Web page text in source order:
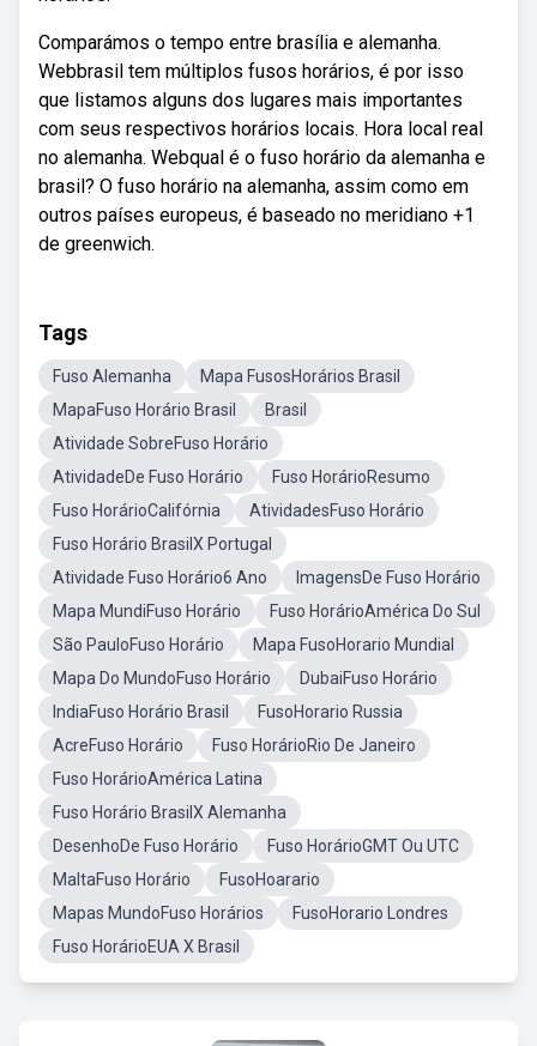
Comparámos o tempo entre brasília e alemanha.
Webbrasil tem múltiplos fusos horários, é por isso
que listamos alguns dos lugares mais importantes
com seus respectivos horários locais. Hora local real
no alemanha. Webqual é o fuso horário da alemanha e
brasil? O fuso horário na alemanha, assim como em
outros países europeus, é baseado no meridiano +1
de greenwich.
Tags
Fuso Alemanha
Mapa FusosHorários Brasil
MapaFuso Horário Brasil
Brasil
Atividade SobreFuso Horário
AtividadeDe Fuso Horário
Fuso HorárioResumo
Fuso HorárioCalifórnia
AtividadesFuso Horário
Fuso Horário BrasilX Portugal
Atividade Fuso Horário6 Ano
ImagensDe Fuso Horário
Mapa MundiFuso Horário
Fuso HorárioAmérica Do Sul
São PauloFuso Horário
Mapa FusoHorario Mundial
Mapa Do MundoFuso Horário
DubaiFuso Horário
IndiaFuso Horário Brasil
FusoHorario Russia
AcreFuso Horário
Fuso HorárioRio De Janeiro
Fuso HorárioAmérica Latina
Fuso Horário BrasilX Alemanha
DesenhoDe Fuso Horário
Fuso HorárioGMT Ou UTC
MaltaFuso Horário
FusoHoarario
Mapas MundoFuso Horários
FusoHorario Londres
Fuso HorárioEUA X Brasil